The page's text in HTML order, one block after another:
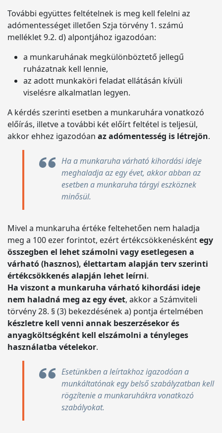
További együttes feltételnek is meg kell felelni az
adómentességet illetően Szja törvény 1. számú
melléklet 9.2. d) alpontjához igazodóan:
a munkaruhának megkülönböztető jellegű
ruházatnak kell lennie,
az adott munkaköri feladat ellátásán kívüli
viselésre alkalmatlan legyen.
A kérdés szerinti esetben a munkaruhára vonatkozó
előírás, illetve a további két előírt feltétel is teljesül,
akkor ehhez igazodóan az adómentesség is létrejön.
Ha a munkaruha várható kihordási ideje
meghaladja az egy évet, akkor abban az
esetben a munkaruha tárgyi eszköznek
minősül.
Mivel a munkaruha értéke feltehetően nem haladja
meg a 100 ezer forintot, ezért értékcsökkenéskéntegy
összegben el lehet számolni vagy esetlegesen a
várható (hasznos), élettartam alapján terv szerinti
értékcsökkenés alapján lehet leírni.
Ha viszont a munkaruha várható kihordási ideje
nem haladná meg az egy évet, akkor a Számviteli
törvény 28. § (3) bekezdésének a) pontja értelmében
készletre kell venni annak beszerzésekor és
anyagköltségként kell elszámolni a tényleges
használatba vételekor.
Esetünkben a leírtakhoz igazodóan a
munkáltatónak egy belső szabályzatban kell
rögzítenie a munkaruhákra vonatkozó
szabályokat.